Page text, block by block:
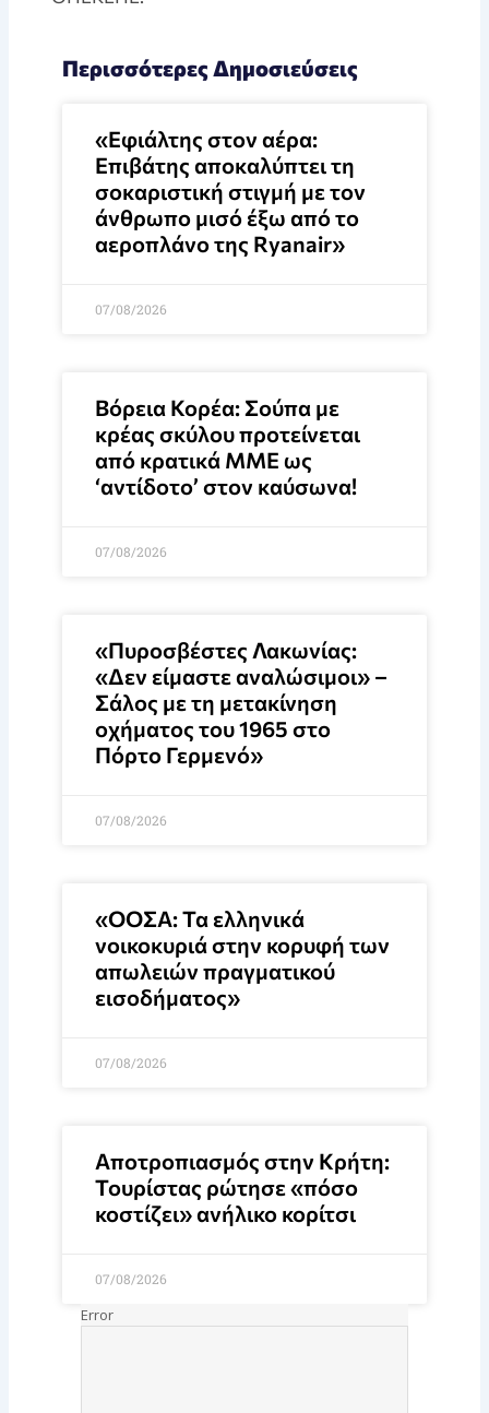
Περισσότερες Δημοσιεύσεις
«Εφιάλτης στον αέρα:
Επιβάτης αποκαλύπτει τη
σοκαριστική στιγμή με τον
άνθρωπο μισό έξω από το
αεροπλάνο της Ryanair»
07/08/2026
Βόρεια Κορέα: Σούπα με
κρέας σκύλου προτείνεται
από κρατικά ΜΜΕ ως
‘αντίδοτο’ στον καύσωνα!
07/08/2026
«Πυροσβέστες Λακωνίας:
«Δεν είμαστε αναλώσιμοι» –
Σάλος με τη μετακίνηση
οχήματος του 1965 στο
Πόρτο Γερμενό»
07/08/2026
«ΟΟΣΑ: Τα ελληνικά
νοικοκυριά στην κορυφή των
απωλειών πραγματικού
εισοδήματος»
07/08/2026
Αποτροπιασμός στην Κρήτη:
Τουρίστας ρώτησε «πόσο
κοστίζει» ανήλικο κορίτσι
07/08/2026